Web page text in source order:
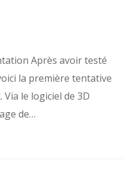
Après avoir testé
la première tentative
Via le logiciel de 3D
de…